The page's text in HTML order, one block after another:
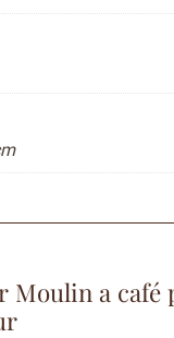
Moulin a café